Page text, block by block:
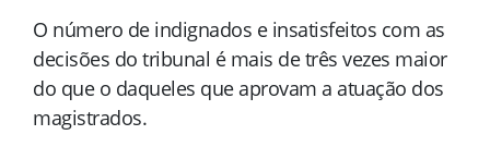
O número de indignados e insatisfeitos com as
decisões do tribunal é mais de três vezes maior
do que o daqueles que aprovam a atuação dos
magistrados.